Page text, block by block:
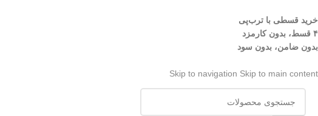
خرید قسطی با ترب‌پی
۴ قسط، بدون کارمزد
بدون ضامن، بدون سود
Skip to navigation Skip to main content